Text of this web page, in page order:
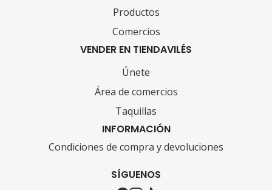
Productos
Comercios
VENDER EN TIENDAVILÉS
Únete
Área de comercios
Taquillas
INFORMACIÓN
Condiciones de compra y devoluciones
SÍGUENOS